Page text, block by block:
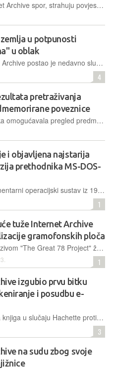
Izgubi li Internet Archive spor, strahuju povjesničari glazbe, mnogi stariji zapisi mogli bi se zauvijek izgubiti ili postati nedostupni
u potpunosti
u oblak
Servis Internet Archive postao je nedavno službeni skrbnik svih nacionalnih arhiva, službenih dokumenata i kompletne građe nacionalne knjižnice otoka Aruba
4
pretraživanja
poveznice
Ova je značajka omogućavala pregled predmemoriranog sadržaja web stranice koja se teško učitava, ali i mogućnost da korisnik vidi web stranicu na jednak način kao što ju vidi Google pa i više od toga
i objavljena najstarija
prethodnika MS-DOS-
86-DOS, rudimentarni operacijski sustav iz 1980. godine, prethodnik je sustava koji će kasnije otkupiti Microsoft. Njegova verzija brojčane oznake 0.1 sada je dostupna na servisu Internet Archive
1
tuže Internet Archive
gramofonskih ploča
Projekt pod nazivom "The Great 78 Project" želi sačuvati staru glazbu snimljenu na gramofonskim pločama od 78 okretaja u minuti
1
izgubio prvu bitku
i posudbu e-
Četiri izdavača knjiga u slučaju Hachette protiv Internet Archivea dobilo je prvu bitku na sudu. Stav suda je da Internet Archive nema pravo skenirati knjige i posuđivati ih poput knjižnice
3
na sudu zbog svoje